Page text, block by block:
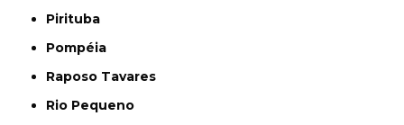
Pirituba
Pompéia
Raposo Tavares
Rio Pequeno